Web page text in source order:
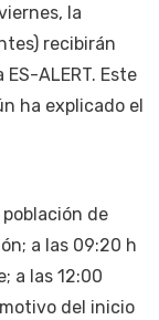
la
recibirán
ALERT. Este
ha explicado el
de
a las 09:20 h
a las 12:00
del inicio